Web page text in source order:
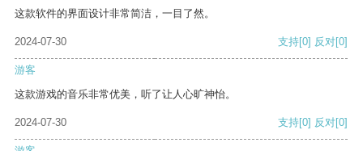
这款软件的界面设计非常简洁，一目了然。
2024-07-30 支持[0] 反对[0]
游客
这款游戏的音乐非常优美，听了让人心旷神怡。
2024-07-30 支持[0] 反对[0]